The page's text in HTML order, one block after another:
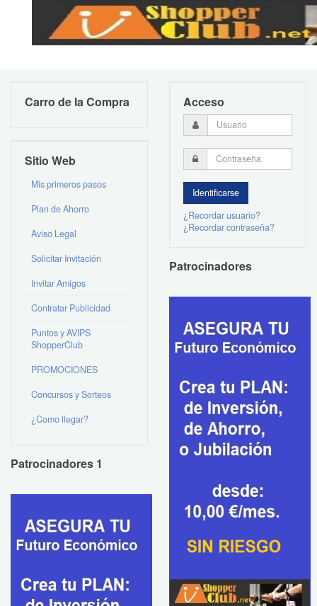
Carro de la Compra
Sitio Web
Mis primeros pasos
Plan de Ahorro
Aviso Legal
Solicitar Invitación
Invitar Amigos
Contratar Publicidad
Puntos y AVIPS
ShopperClub
PROMOCIONES
Concursos y Sorteos
¿Como llegar?
Patrocinadores 1
Acceso
¿Recordar usuario?
¿Recordar contraseña?
Patrocinadores